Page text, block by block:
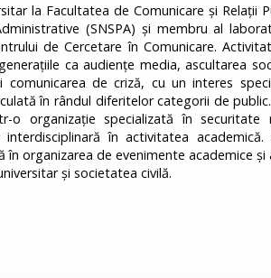
la Facultatea de Comunicare și Relații
(SNSPA) și membru al
de Cercetare în Comunicare.
ca audiențe media, ascultarea
de criză, cu un interes
în rândul diferitelor categorii de
o organizație specializată în securitate
în activitatea academică.
organizarea de evenimente academice și
și societatea civilă.